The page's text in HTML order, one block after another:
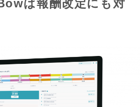
は報酬改定にも対